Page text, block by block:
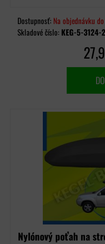
Dostupnosť: Na objednávku
Skladové číslo: KEG-5-3124-
Nylónový poťah na